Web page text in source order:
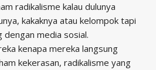
radikalisme kalau dulunya
kakaknya atau kelompok tapi
dengan media sosial.
kenapa mereka langsung
kekerasan, radikalisme yang